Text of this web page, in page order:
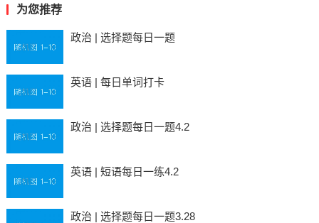
为您推荐
政治 | 选择题每日一题
英语 | 每日单词打卡
政治 | 选择题每日一题4.2
英语 | 短语每日一练4.2
政治 | 选择题每日一题3.28